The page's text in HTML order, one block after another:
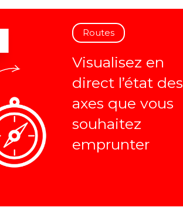
Routes
Visualisez en
direct l’état des
axes que vous
souhaitez
emprunter